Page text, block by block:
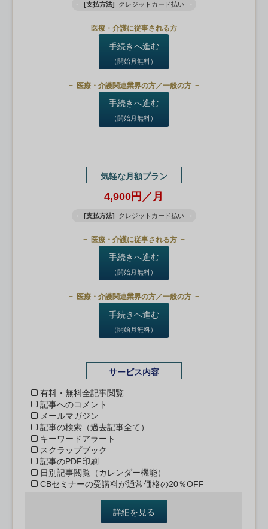
[支払方法] クレジットカード払い
医療・介護に従事される方
手続きへ進む
（開始月無料）
医療・介護関連業界の方／一般の方
手続きへ進む
（開始月無料）
気軽な月額プラン
4,900円／月
[支払方法] クレジットカード払い
医療・介護に従事される方
手続きへ進む
（開始月無料）
医療・介護関連業界の方／一般の方
手続きへ進む
（開始月無料）
サービス内容
有料・無料全記事閲覧
記事へのコメント
メールマガジン
記事の検索（過去記事全て）
キーワードアラート
スクラップブック
記事のPDF印刷
日別記事閲覧（カレンダー機能）
CBセミナーの受講料が通常価格の20％OFF
詳細を見る